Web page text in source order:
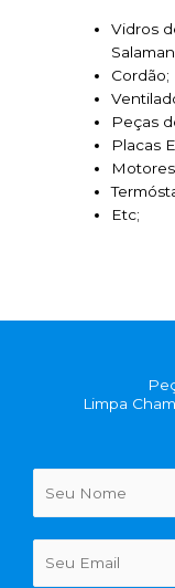
Vidros
Cordão;
Peças
Placas
Etc;
Limpa